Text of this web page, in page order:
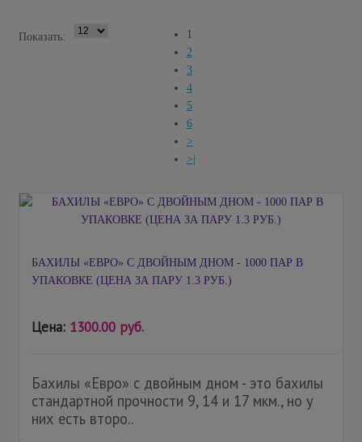
Показать:
1
2
3
4
5
6
>
>|
БАХИЛЫ «ЕВРО» С ДВОЙНЫМ ДНОМ - 1000 ПАР В
УПАКОВКЕ (ЦЕНА ЗА ПАРУ 1.3 РУБ.)
Цена: 1300.00 руб.
Бахилы «Евро» с двойным дном - это бахилы
стандартной прочности 9, 14 и 17 мкм., но у
них есть второ..